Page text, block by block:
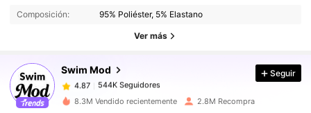
Composición: 95% Poliéster, 5% Elastano
Ver más
Swim Mod
544K Seguidores
544K Seguidores
4.87
4.87 544K Seguidores
4.87 544K Seguidores
Seguir
8.3M Vendido recientemente 2.8M Recompra